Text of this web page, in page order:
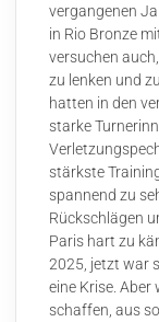
vergangenen
in Rio Bronze
versuchen
zu lenken und
hatten in den
starke
stärkste
spannend zu
Rückschlägen
Paris hart zu
2025, jetzt war
eine Krise. Aber
schaffen, aus